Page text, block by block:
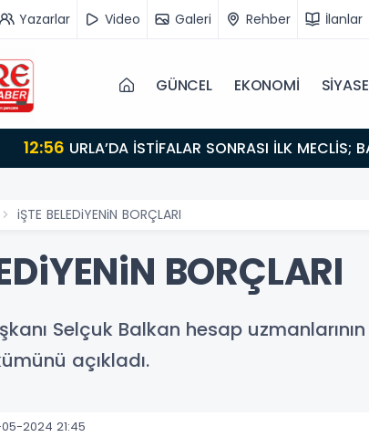
Yazarlar Video Galeri Rehber İlanlar
GÜNCEL EKONOMİ
12:56 URLA’DA İSTİFALAR SONRASI İLK MECLİS;
iŞTE BELEDiYENiN BORÇLARI
BORÇLARI
Selçuk Balkan hesap
açıkladı.
2024 21:45